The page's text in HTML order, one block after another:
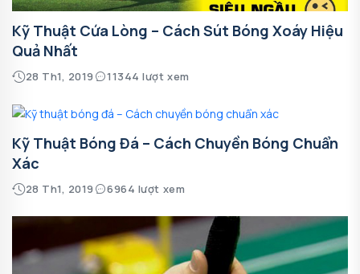
Kỹ Thuật Cứa Lòng – Cách Sút Bóng Xoáy Hiệu
Quả Nhất
28 Th1, 2019 11344 lượt xem
Kỹ Thuật Bóng Đá – Cách Chuyền Bóng Chuẩn
Xác
28 Th1, 2019 6964 lượt xem